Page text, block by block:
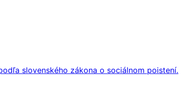
slovenského zákona o sociálnom poistení.